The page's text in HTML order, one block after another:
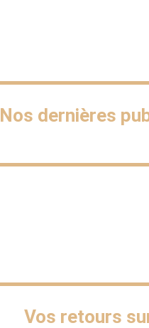
Nos dernières
Vos retours